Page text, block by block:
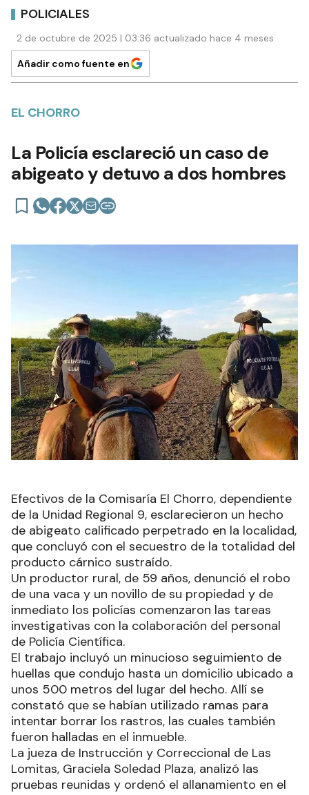
POLICIALES
2 de octubre de 2025 | 03:36 actualizado hace 4 meses
Añadir como fuente en
EL CHORRO
La Policía esclareció un caso de
abigeato y detuvo a dos hombres
Efectivos de la Comisaría El Chorro, dependiente
de la Unidad Regional 9, esclarecieron un hecho
de abigeato calificado perpetrado en la localidad,
que concluyó con el secuestro de la totalidad del
producto cárnico sustraído.
Un productor rural, de 59 años, denunció el robo
de una vaca y un novillo de su propiedad y de
inmediato los policías comenzaron las tareas
investigativas con la colaboración del personal
de Policía Científica.
El trabajo incluyó un minucioso seguimiento de
huellas que condujo hasta un domicilio ubicado a
unos 500 metros del lugar del hecho. Allí se
constató que se habían utilizado ramas para
intentar borrar los rastros, las cuales también
fueron halladas en el inmueble.
La jueza de Instrucción y Correccional de Las
Lomitas, Graciela Soledad Plaza, analizó las
pruebas reunidas y ordenó el allanamiento en el